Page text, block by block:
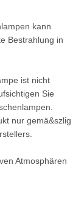
kann
Bestrahlung in
ist nicht
Sie
nur gemä&szlig
Atmosphären